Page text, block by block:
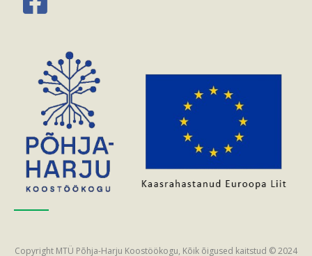
Copyright MTÜ Põhja-Harju Koostöökogu, Kõik õigused kaitstud © 2024